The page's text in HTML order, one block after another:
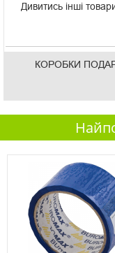
Дивитись інші
КОРОБКИ